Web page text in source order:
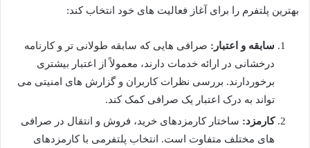
بهترین پلتفرم را برای آغاز فعالیت های خود انتخاب کند:
سابقه و اعتبار: صرافی هایی که سابقه طولانی تر و کارنامه
درخشانی در ارائه خدمات دارند، معمولاً از اعتبار بیشتری
برخوردارند. بررسی نظرات کاربران و گزارش های امنیتی می
تواند به درک اعتبار یک صرافی کمک کند.
کارمزد: ساختار کارمزدهای خرید، فروش و انتقال در صرافی
های مختلف متفاوت است. انتخاب پلتفرمی با کارمزدهای